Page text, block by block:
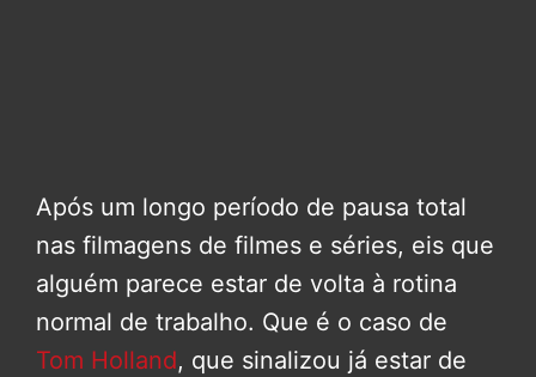
Após um longo período de pausa total
nas filmagens de filmes e séries, eis que
alguém parece estar de volta à rotina
normal de trabalho. Que é o caso de
Tom Holland, que sinalizou já estar de